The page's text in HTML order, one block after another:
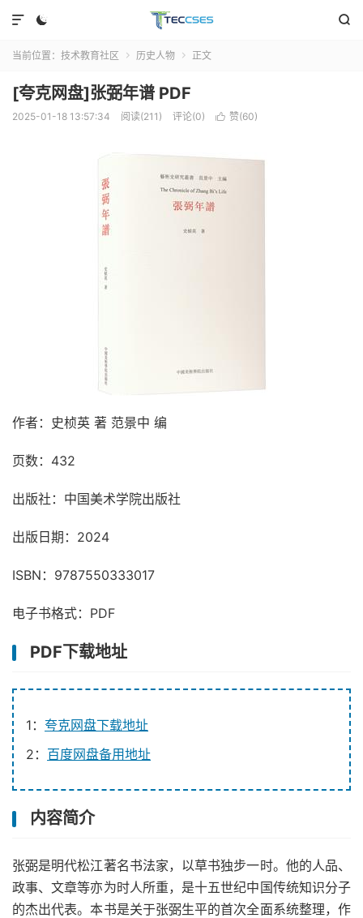
 

当前位置： 技术教育社区  历史人物  正文
[夸克网盘]张弼年谱 PDF
2025-01-18 13:57:34 阅读(211) 评论(0)  赞(60)
作者：史桢英 著 范景中 编
页数：432
出版社：中国美术学院出版社
出版日期：2024
ISBN：9787550333017
电子书格式：PDF
PDF下载地址
1： 夸克网盘下载地址
2： 百度网盘备用地址
内容简介
张弼是明代松江著名书法家，以草书独步一时。他的人品、
政事、文章等亦为时人所重，是十五世纪中国传统知识分子
的杰出代表。本书是关于张弼生平的首次全面系统整理，作